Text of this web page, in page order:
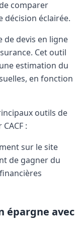
comparer
éclairée.
de devis en ligne
Cet outil
estimation du
en fonction
outils de
:
sur le site
de gagner du
épargne avec